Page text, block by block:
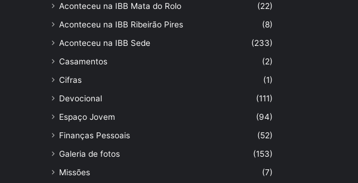
Aconteceu na IBB Mata do Rolo
(22)
Aconteceu na IBB Ribeirão Pires
(8)
Aconteceu na IBB Sede
(233)
Casamentos
(2)
Cifras
(1)
Devocional
(111)
Espaço Jovem
(94)
Finanças Pessoais
(52)
Galeria de fotos
(153)
Missões
(7)